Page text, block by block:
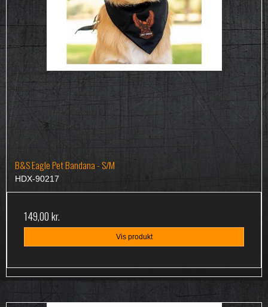
B&S Eagle Pet Bandana - S/M
HDX-90217
149,00 kr.
Vis produkt